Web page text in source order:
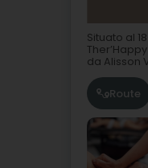
Situato al
da Alisson
Route